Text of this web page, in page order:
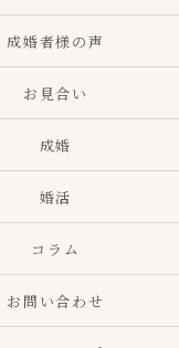
成婚者様の声
お見合い
成婚
婚活
コラム
お問い合わせ